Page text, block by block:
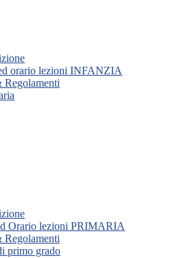
orario lezioni INFANZIA
Regolamenti
Orario lezioni PRIMARIA
Regolamenti
primo grado